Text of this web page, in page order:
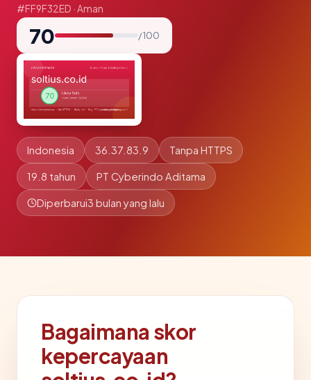
#FF9F32ED · Aman
70 / 100
Indonesia 36.37.83.9 Tanpa HTTPS
19.8 tahun PT Cyberindo Aditama
Diperbarui3 bulan yang lalu
Bagaimana skor
kepercayaan